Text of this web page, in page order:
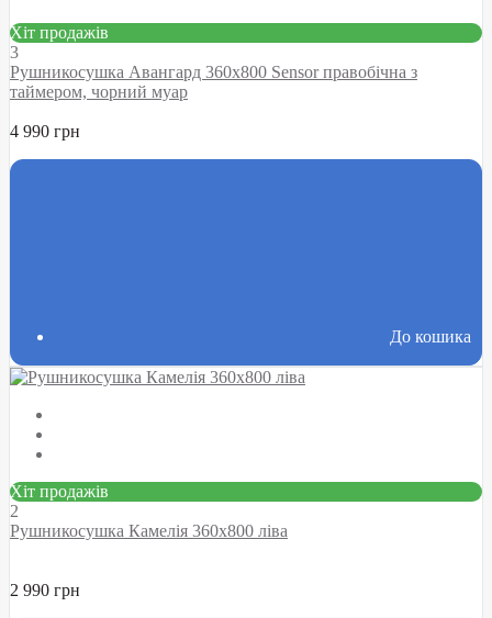
Хіт продажів
3
Рушникосушка Авангард 360х800 Sensor правобічна з
таймером, чорний муар
4 990 грн
До кошика
Хіт продажів
2
Рушникосушка Камелія 360х800 ліва
2 990 грн